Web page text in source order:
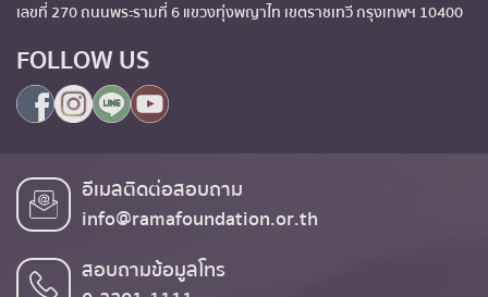
เลขที่ 270 ถนนพระรามที่ 6 แขวงทุ่งพญาไท เขตราชเทวี กรุงเทพฯ 10400
FOLLOW US
อีเมลติดต่อสอบถาม
info@ramafoundation.or.th
สอบถามข้อมูลโทร